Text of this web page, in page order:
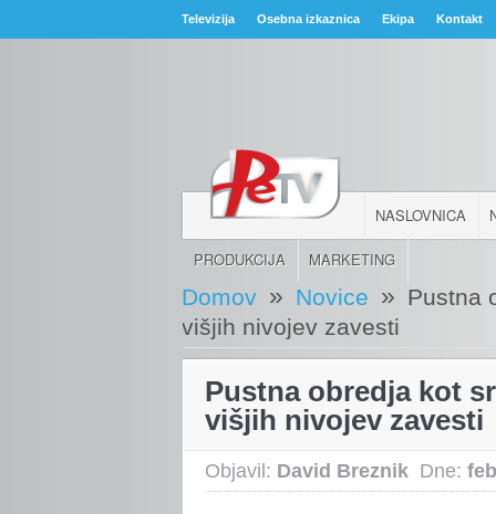
Televizija Osebna izkaznica Ekipa Kontakt
NASLOVNICA
PRODUKCIJA MARKETING
Domov » Novice » Pustna
višjih nivojev zavesti
Pustna obredja kot
višjih nivojev zavesti
Objavil: David Breznik Dne: